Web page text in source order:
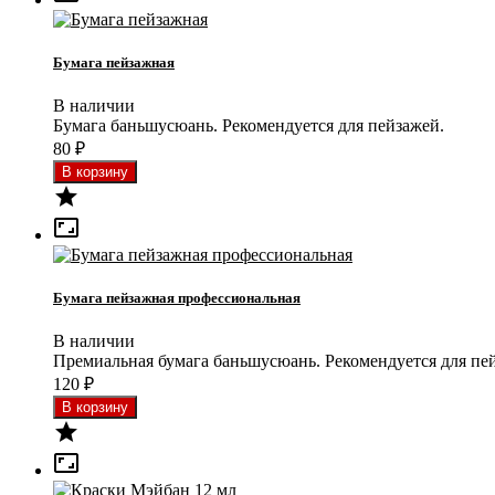
Бумага пейзажная
В наличии
Бумага баньшусюань. Рекомендуется для пейзажей.
80 ₽


Бумага пейзажная профессиональная
В наличии
Премиальная бумага баньшусюань. Рекомендуется для
120 ₽

